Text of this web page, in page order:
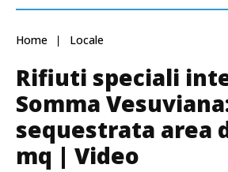
Home Locale
Rifiuti speciali
Somma
sequestrata area
mq | Video